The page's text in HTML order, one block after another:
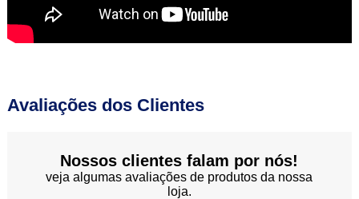
Avaliações dos Clientes
Nossos clientes falam por nós!
veja algumas avaliações de produtos da nossa
loja.